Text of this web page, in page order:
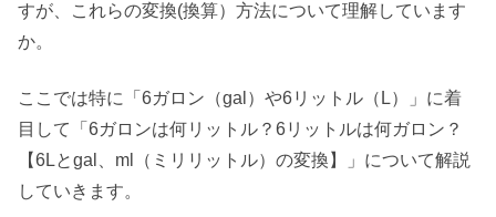
すが、これらの変換(換算）方法について理解しています
か。
ここでは特に「6ガロン（gal）や6リットル（L）」に着
目して「6ガロンは何リットル？6リットルは何ガロン？
【6Lとgal、ml（ミリリットル）の変換】」について解説
していきます。